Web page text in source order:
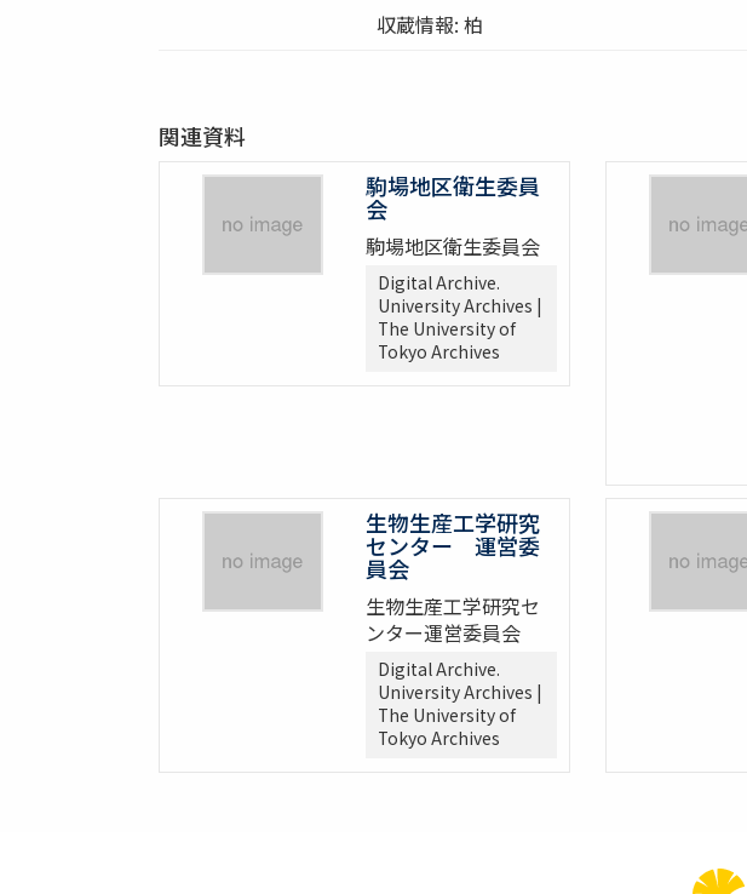
収蔵情報: 柏
関連資料
駒場地区衛生委員
会
駒場地区衛生委員会
Digital Archive.
University Archives |
The University of
Tokyo Archives
生物生産工学研究
センター 運営委
員会
生物生産工学研究セ
ンター運営委員会
Digital Archive.
University Archives |
The University of
Tokyo Archives